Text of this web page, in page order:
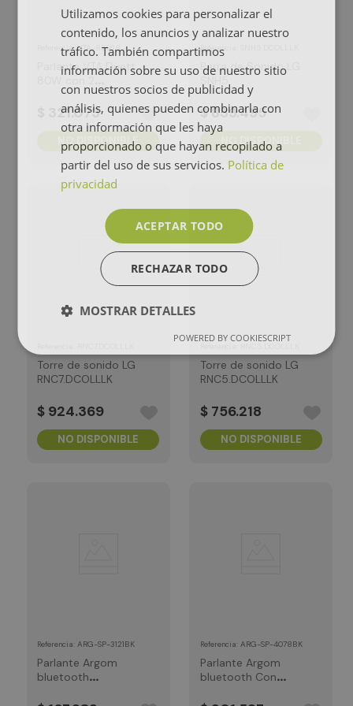
Referencia:VTA-82968
Parlante VTA Duett
Micrófonos
321.073
NO DISPONIBLE
Referencia
Barra de Sonido LG
$839.495
NO DISPONIBLE
Torre de sonido LG
RNC7.DCOLLLK
$ 924.369
NO DISPONIBLE
Torre de sonido LG
RNC5.DCOLLLK
$ 756.218
NO DISPONIBLE
Referencia :ARG-SP-3121BK
Parlante Argom
bluetooth
Referencia ARG-SP-4078BK
Parlante Argom
bluetooth Con
Utilizamos cookies para personalizar el
contenido, los anuncios y analizar nuestro
tráfico. También compartimos
información sobre su uso de nuestro sitio
con nuestros socios de publicidad y
análisis, quienes pueden combinarla con
otra información que les haya
proporcionado o que hayan recopilado a
partir del uso de sus servicios. Política de
privacidad
ACEPTAR TODO
RECHAZAR TODO
MOSTRAR DETALLES
POWERED BY COOKIESCRIPT